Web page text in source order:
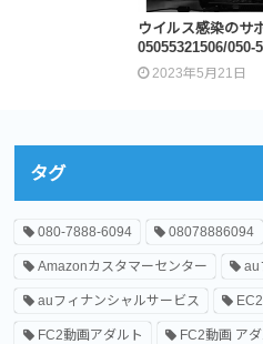
ウイルス感染のサ
05055321506/050-
2023年5月21日
タグ
080-7888-6094 08078886094
Amazonカスタマーセンター au
auフィナンシャルサービス
FC2動画アダルト FC2動画 ア